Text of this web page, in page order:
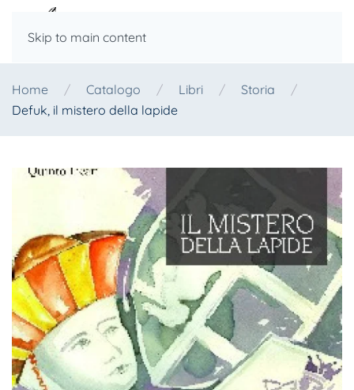
Skip to main content
Home Catalogo Libri
Storia
Defuk, il mistero della lapide